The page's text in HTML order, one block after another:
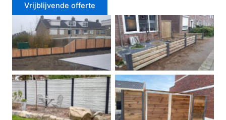
Vrijblijvende offerte
Douglas schutting Tuinhek voortuin
Betonschutting
Dubbele poort